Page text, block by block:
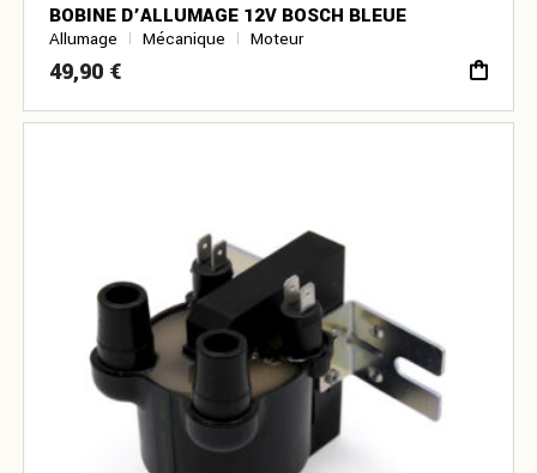
BOBINE D’ALLUMAGE 12V BOSCH BLEUE
Allumage Mécanique Moteur
49,90 €